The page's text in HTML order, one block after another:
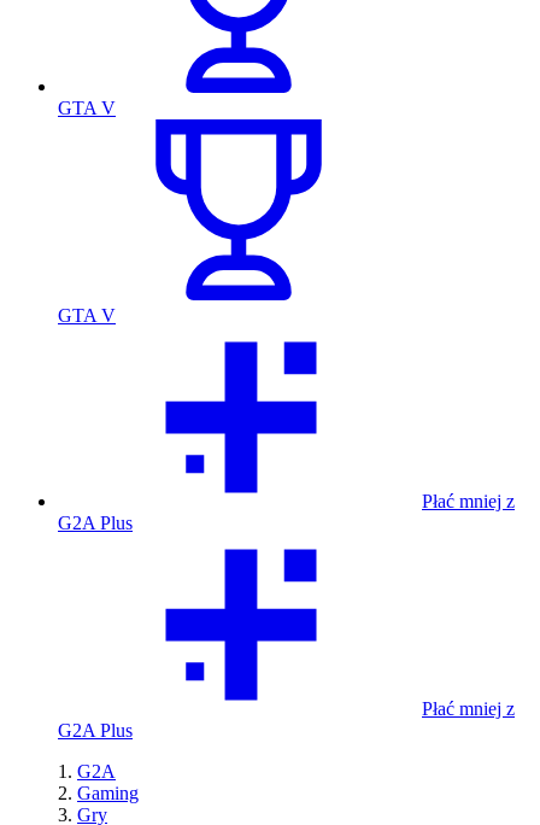
GTA V
GTA V
Płać mniej z
G2A Plus
Płać mniej z
G2A Plus
G2A
Gaming
Gry